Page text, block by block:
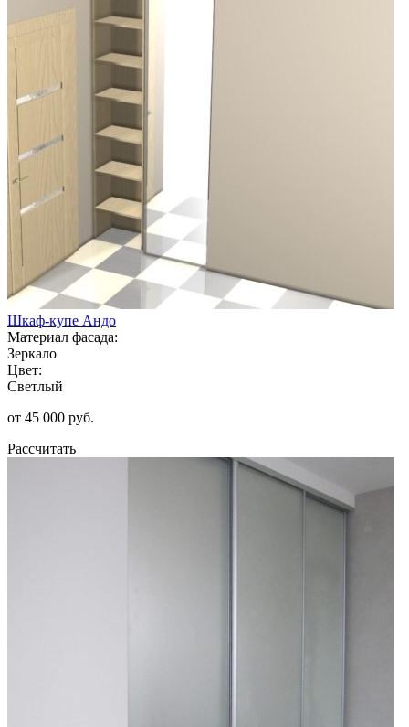
Шкаф-купе Андо
Материал фасада:
Зеркало
Цвет:
Светлый
от 45 000 руб.
Рассчитать